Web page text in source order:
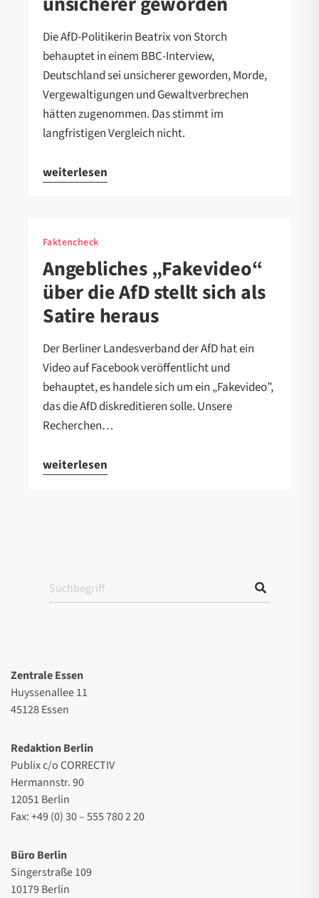
Die AfD-Politikerin Beatrix von Storch
behauptet in einem BBC-Interview,
Deutschland sei unsicherer geworden, Morde,
Vergewaltigungen und Gewaltverbrechen
hätten zugenommen. Das stimmt im
langfristigen Vergleich nicht.
weiterlesen
Faktencheck
Angebliches „Fakevideo“
über die AfD stellt sich als
Satire heraus
Der Berliner Landesverband der AfD hat ein
Video auf Facebook veröffentlicht und
behauptet, es handele sich um ein „Fakevideo”,
das die AfD diskreditieren solle. Unsere
Recherchen…
weiterlesen
Zentrale Essen
Huyssenallee 11
45128 Essen
Redaktion Berlin
Publix c/o CORRECTIV
Hermannstr. 90
12051 Berlin
Fax: +49 (0) 30 – 555 780 2 20
Büro Berlin
Singerstraße 109
10179 Berlin